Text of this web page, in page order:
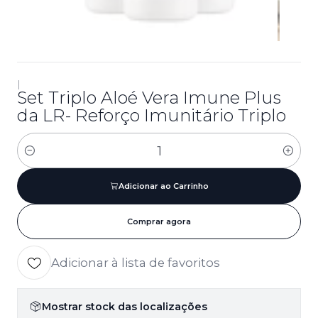
|
Set Triplo Aloé Vera Imune Plus
da LR- Reforço Imunitário Triplo
Quantidade
Adicionar ao Carrinho
Comprar agora
Adicionar à lista de favoritos
Mostrar stock das localizações